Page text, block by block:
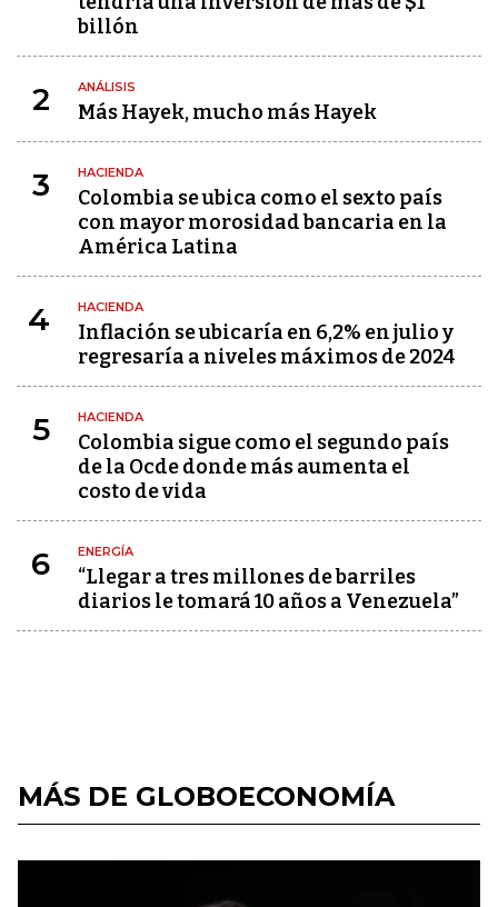
billón
2 ANÁLISIS
Más Hayek, mucho más Hayek
3 HACIENDA
Colombia se ubica como el sexto país
con mayor morosidad bancaria en la
América Latina
4 HACIENDA
Inflación se ubicaría en 6,2% en julio y
regresaría a niveles máximos de 2024
5 HACIENDA
Colombia sigue como el segundo país
de la Ocde donde más aumenta el
costo de vida
6 ENERGÍA
“Llegar a tres millones de barriles
diarios le tomará 10 años a Venezuela”
MÁS DE GLOBOECONOMÍA